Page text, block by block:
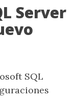
Server
SQL